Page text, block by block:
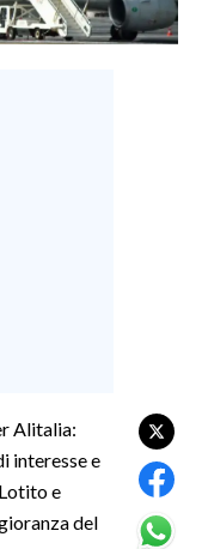
Alitalia:
interesse e
Lotito e
del